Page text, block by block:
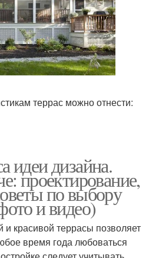
террас можно отнести:
идеи дизайна.
проектирование,
по выбору
и видео)
красивой террасы позволяет
время года любоваться